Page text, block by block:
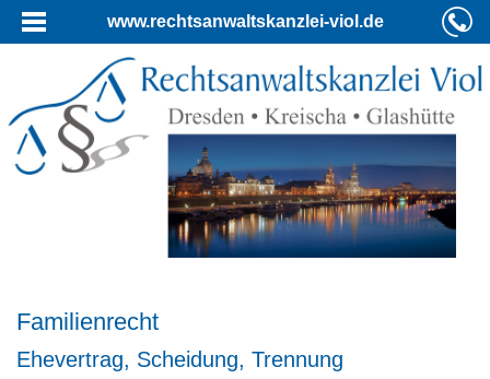
www.rechtsanwaltskanzlei-viol.de
Familienrecht
Ehevertrag, Scheidung, Trennung